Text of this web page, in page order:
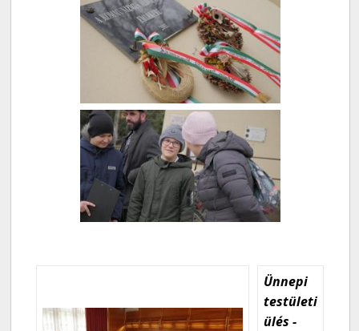
Ünnepi
testületi
ülés -